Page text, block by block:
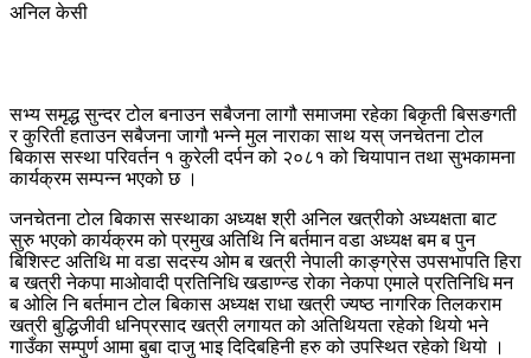
अनिल केसी
सभ्य समृद्ध सुन्दर टोल बनाउन सबैजना लागौ समाजमा रहेका बिकृती बिसङगती
र कुरिती हताउन सबैजना जागौ भन्ने मुल नाराका साथ यस् जनचेतना टोल
बिकास सस्था परिवर्तन १ कुरेली दर्पन को २०८१ को चियापान तथा सुभकामना
कार्यक्रम सम्पन्न भएको छ ।
जनचेतना टोल बिकास सस्थाका अध्यक्ष श्री अनिल खत्रीको अध्यक्षता बाट
सुरु भएको कार्यक्रम को प्रमुख अतिथि नि बर्तमान वडा अध्यक्ष बम ब पुन
बिशिस्ट अतिथि मा वडा सदस्य ओम ब खत्री नेपाली काङ्ग्रेस उपसभापति हिरा
ब खत्री नेकपा माओवादी प्रतिनिधि खडाण्न्ड रोका नेकपा एमाले प्रतिनिधि मन
ब ओलि नि बर्तमान टोल बिकास अध्यक्ष राधा खत्री ज्यष्ठ नागरिक तिलकराम
खत्री बुद्धिजीवी धनिप्रसाद खत्री लगायत को अतिथियता रहेको थियो भने
गाउँका सम्पुर्ण आमा बुबा दाजु भाइ दिदिबहिनी हरु को उपस्थित रहेको थियो ।